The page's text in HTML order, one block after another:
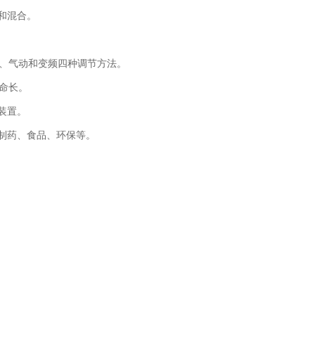
合。
动和变频四种调节方法。
。
。
、食品、环保等。